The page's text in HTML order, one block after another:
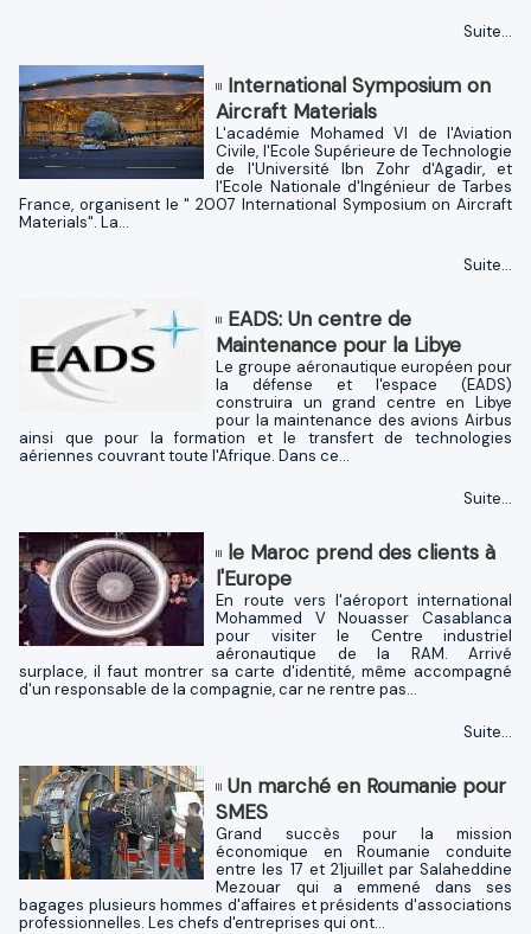
Suite...
International Symposium on
Aircraft Materials
L'académie Mohamed VI de l'Aviation
Civile, l'Ecole Supérieure de Technologie
de l'Université Ibn Zohr d'Agadir, et
l'Ecole Nationale d'Ingénieur de Tarbes
France, organisent le " 2007 International Symposium on Aircraft
Materials". La...
Suite...
EADS: Un centre de
Maintenance pour la Libye
Le groupe aéronautique européen pour
la défense et l'espace (EADS)
construira un grand centre en Libye
pour la maintenance des avions Airbus
ainsi que pour la formation et le transfert de technologies
aériennes couvrant toute l'Afrique. Dans ce...
Suite...
le Maroc prend des clients à
l'Europe
En route vers l'aéroport international
Mohammed V Nouasser Casablanca
pour visiter le Centre industriel
aéronautique de la RAM. Arrivé
surplace, il faut montrer sa carte d'identité, même accompagné
d'un responsable de la compagnie, car ne rentre pas...
Suite...
Un marché en Roumanie pour
SMES
Grand succès pour la mission
économique en Roumanie conduite
entre les 17 et 21juillet par Salaheddine
Mezouar qui a emmené dans ses
bagages plusieurs hommes d'affaires et présidents d'associations
professionnelles. Les chefs d'entreprises qui ont...